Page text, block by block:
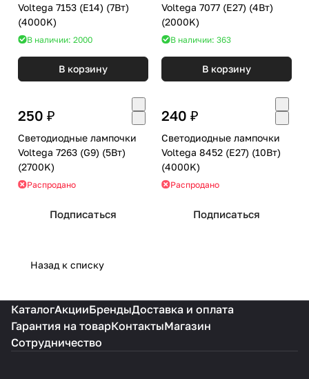
Voltega 7153 (E14) (7Вт)
(4000K)
В наличии: 2000
В корзину
Voltega 7077 (E27) (4Вт)
(2000K)
В наличии: 363
В корзину
250 ₽
Светодиодные лампочки
Voltega 7263 (G9) (5Вт)
(2700K)
Распродано
Подписаться
240 ₽
Светодиодные лампочки
Voltega 8452 (E27) (10Вт)
(4000K)
Распродано
Подписаться
Назад к списку
КаталогАкцииБрендыДоставка и оплата
Гарантия на товарКонтактыМагазин
Сотрудничество